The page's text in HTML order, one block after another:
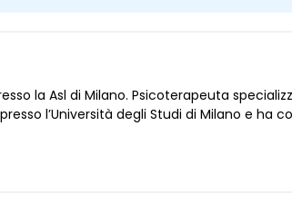
la Asl di Milano. Psicoterapeuta
l’Università degli Studi di Milano e ha